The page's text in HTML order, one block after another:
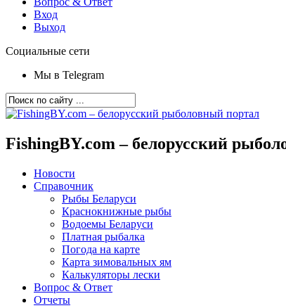
Вход
Выход
Социальные сети
Мы в Telegram
FishingBY.com – белорусский
Новости
Справочник
Рыбы Беларуси
Краснокнижные рыбы
Водоемы Беларуси
Платная рыбалка
Погода на карте
Карта зимовальных ям
Калькуляторы лески
Вопрос & Ответ
Отчеты